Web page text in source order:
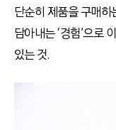
단순히 제품을 구매
담아내는 ‘경험’으로
있는 것.